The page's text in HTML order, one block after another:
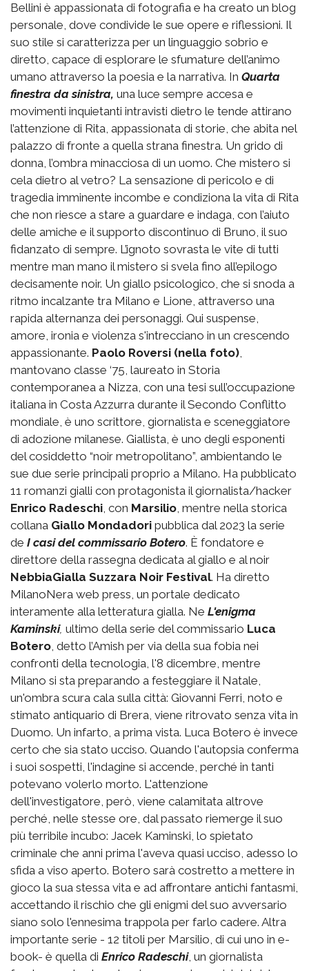
Bellini è appassionata di fotografia e ha creato un blog
personale, dove condivide le sue opere e riflessioni. Il
suo stile si caratterizza per un linguaggio sobrio e
diretto, capace di esplorare le sfumature dell’animo
umano attraverso la poesia e la narrativa. In Quarta
finestra da sinistra, una luce sempre accesa e
movimenti inquietanti intravisti dietro le tende attirano
l’attenzione di Rita, appassionata di storie, che abita nel
palazzo di fronte a quella strana finestra. Un grido di
donna, l’ombra minacciosa di un uomo. Che mistero si
cela dietro al vetro? La sensazione di pericolo e di
tragedia imminente incombe e condiziona la vita di Rita
che non riesce a stare a guardare e indaga, con l’aiuto
delle amiche e il supporto discontinuo di Bruno, il suo
fidanzato di sempre. L’ignoto sovrasta le vite di tutti
mentre man mano il mistero si svela fino all’epilogo
decisamente noir. Un giallo psicologico, che si snoda a
ritmo incalzante tra Milano e Lione, attraverso una
rapida alternanza dei personaggi. Qui suspense,
amore, ironia e violenza s'intrecciano in un crescendo
appassionante. Paolo Roversi (nella foto),
mantovano classe ‘75, laureato in Storia
contemporanea a Nizza, con una tesi sull’occupazione
italiana in Costa Azzurra durante il Secondo Conflitto
mondiale, è uno scrittore, giornalista e sceneggiatore
di adozione milanese. Giallista, è uno degli esponenti
del cosiddetto “noir metropolitano”, ambientando le
sue due serie principali proprio a Milano. Ha pubblicato
11 romanzi gialli con protagonista il giornalista/hacker
Enrico Radeschi, con Marsilio, mentre nella storica
collana Giallo Mondadori pubblica dal 2023 la serie
de I casi del commissario Botero. È fondatore e
direttore della rassegna dedicata al giallo e al noir
NebbiaGialla Suzzara Noir Festival. Ha diretto
MilanoNera web press, un portale dedicato
interamente alla letteratura gialla. Ne L'enigma
Kaminski, ultimo della serie del commissario Luca
Botero, detto l’Amish per via della sua fobia nei
confronti della tecnologia, l'8 dicembre, mentre
Milano si sta preparando a festeggiare il Natale,
un'ombra scura cala sulla città: Giovanni Ferri, noto e
stimato antiquario di Brera, viene ritrovato senza vita in
Duomo. Un infarto, a prima vista. Luca Botero è invece
certo che sia stato ucciso. Quando l'autopsia conferma
i suoi sospetti, l'indagine si accende, perché in tanti
potevano volerlo morto. L'attenzione
dell'investigatore, però, viene calamitata altrove
perché, nelle stesse ore, dal passato riemerge il suo
più terribile incubo: Jacek Kaminski, lo spietato
criminale che anni prima l'aveva quasi ucciso, adesso lo
sfida a viso aperto. Botero sarà costretto a mettere in
gioco la sua stessa vita e ad affrontare antichi fantasmi,
accettando il rischio che gli enigmi del suo avversario
siano solo l'ennesima trappola per farlo cadere. Altra
importante serie - 12 titoli per Marsilio, di cui uno in e-
book- è quella di Enrico Radeschi, un giornalista